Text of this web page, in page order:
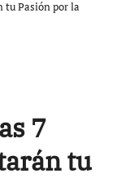
tu Pasión por la
7
tu